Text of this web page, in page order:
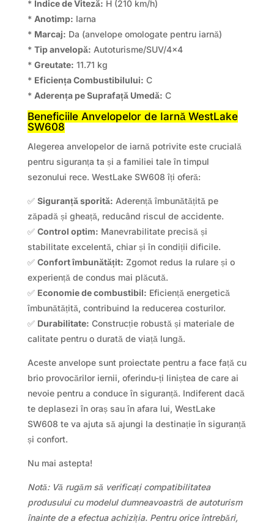
* Indice de Viteză: H (210 km/h)
* Anotimp: Iarna
* Marcaj: Da (anvelope omologate pentru iarnă)
* Tip anvelopă: Autoturisme/SUV/4×4
* Greutate: 11.71 kg
* Eficiența Combustibilului: C
* Aderența pe Suprafață Umedă: C
Beneficiile Anvelopelor de Iarnă WestLake
SW608
Alegerea anvelopelor de iarnă potrivite este crucială
pentru siguranța ta și a familiei tale în timpul
sezonului rece. WestLake SW608 îți oferă:
✅ Siguranță sporită: Aderență îmbunătățită pe
zăpadă și gheață, reducând riscul de accidente.
✅ Control optim: Manevrabilitate precisă și
stabilitate excelentă, chiar și în condiții dificile.
✅ Confort îmbunătățit: Zgomot redus la rulare și o
experiență de condus mai plăcută.
✅ Economie de combustibil: Eficiență energetică
îmbunătățită, contribuind la reducerea costurilor.
✅ Durabilitate: Construcție robustă și materiale de
calitate pentru o durată de viață lungă.
Aceste anvelope sunt proiectate pentru a face față cu
brio provocărilor iernii, oferindu-ți liniștea de care ai
nevoie pentru a conduce în siguranță. Indiferent dacă
te deplasezi în oraș sau în afara lui, WestLake
SW608 te va ajuta să ajungi la destinație în siguranță
și confort.
Nu mai astepta!
Notă: Vă rugăm să verificați compatibilitatea
produsului cu modelul dumneavoastră de autoturism
înainte de a efectua achiziția. Pentru orice întrebări,